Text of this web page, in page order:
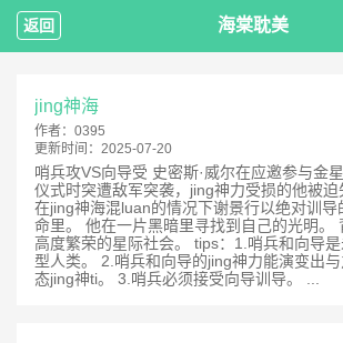
返回 海棠耽美
jing神海
作者： 0395
更新时间： 2025-07-20
哨兵攻VS向导受 史密斯·威尔在应邀参与金
仪式时突遭敌军突袭，jing神力受损的他被迫
在jing神海混luan的情况下谢景行以绝对训导
命里。 他在一片黑暗里寻找到自己的光明。
高度繁荣的星际社会。 tips：1.哨兵和向导
型人类。 2.哨兵和向导的jing神力能演变出
态jing神ti。 3.哨兵必须接受向导训导。 ...